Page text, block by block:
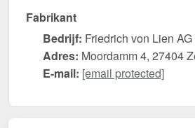
Fabrikant
Bedrijf: Friedrich von Lien AG
Adres: Moordamm 4, 27404
E-mail: [email protected]